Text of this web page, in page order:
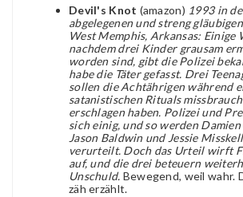
Devil's Knot (amazon) 1993 in
abgelegenen und streng
West Memphis, Arkansas: Einige
nachdem drei Kinder grausam
worden sind, gibt die Polizei
habe die Täter gefasst. Drei
sollen die Achtährigen während
satanistischen Rituals
erschlagen haben. Polizei und
sich einig, und so werden Damien
Jason Baldwin und Jessie
verurteilt. Doch das Urteil wirft
auf, und die drei beteuern
Unschuld. Bewegend, weil wahr.
zäh erzählt.